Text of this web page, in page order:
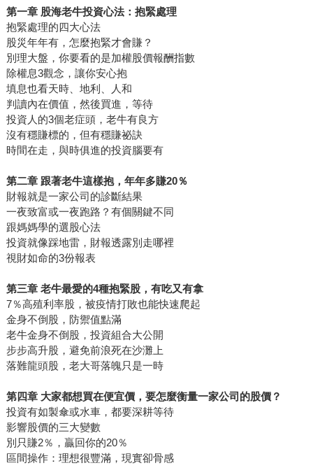
第一章 股海老牛投資心法：抱緊處理
抱緊處理的四大心法
股災年年有，怎麼抱緊才會賺？
別理大盤，你要看的是加權股價報酬指數
除權息3觀念，讓你安心抱
填息也看天時、地利、人和
判讀內在價值，然後買進，等待
投資人的3個老症頭，老牛有良方
沒有穩賺標的，但有穩賺祕訣
時間在走，與時俱進的投資腦要有
第二章 跟著老牛這樣抱，年年多賺20％
財報就是一家公司的診斷結果
一夜致富或一夜跑路？有個關鍵不同
跟媽媽學的選股心法
投資就像踩地雷，財報透露別走哪裡
視財如命的3份報表
第三章 老牛最愛的4種抱緊股，有吃又有拿
7％高殖利率股，被疫情打敗也能快速爬起
金身不倒股，防禦值點滿
老牛金身不倒股，投資組合大公開
步步高升股，避免前浪死在沙灘上
落難龍頭股，老大哥落魄只是一時
第四章 大家都想買在便宜價，要怎麼衡量一家公司的股價？
投資有如製傘或水車，都要深耕等待
影響股價的三大變數
別只賺2％，贏回你的20％
區間操作：理想很豐滿，現實卻骨感